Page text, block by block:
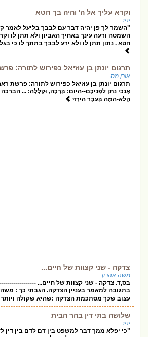
וקרא עליך אל ה' והיה בך חטא
יניב
"השמר לך פן יהיה דבר עם לבבך בליעל
השמטה ורעה עינך באחיך האביון ולא תתן לו
חטא . נתון תתן לו ולא ירע לבבך בתתך לו כי
תרגום יונתן בן עוזיאל כפירוש לתורה:
אורן מס
תרגום יונתן בן עוזיאל כפירוש לתורה: פרשת
אָנֹכִי נֹתֵן לִפְנֵיכֶם--הַיּוֹם: בְּרָכָה, וּקְלָלָה: ...
הֲלֹא-הֵמָּה בְּעֵבֶר הַיַּרְדּ
צדקה - שני קצוות של חיים...
משה אהרון
בס,ד. צדקה - שני קצוות של חיים...
עצוב שכך מסתכמת הצדקה :שהיא שקולה
שלושה בתי דין בהר הבית
יניב
"כי יפלא ממך דבר למשפט בין דם לדם בין דין